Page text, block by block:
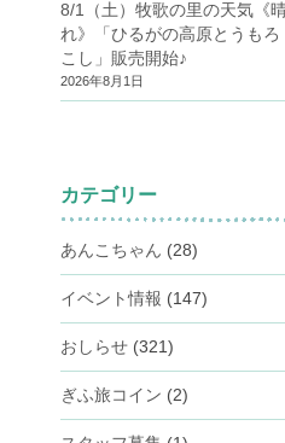
8/1（土）牧歌の里の天気《
れ》「ひるがの高原とうもろ
こし」販売開始♪
2026年8月1日
カテゴリー
あんこちゃん (28)
イベント情報 (147)
おしらせ (321)
ぎふ旅コイン (2)